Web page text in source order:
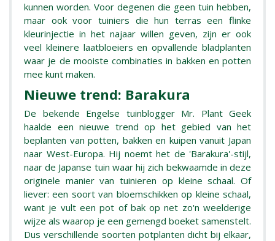
kunnen worden. Voor degenen die geen tuin hebben,
maar ook voor tuiniers die hun terras een flinke
kleurinjectie in het najaar willen geven, zijn er ook
veel kleinere laatbloeiers en opvallende bladplanten
waar je de mooiste combinaties in bakken en potten
mee kunt maken.
Nieuwe trend: Barakura
De bekende Engelse tuinblogger Mr. Plant Geek
haalde een nieuwe trend op het gebied van het
beplanten van potten, bakken en kuipen vanuit Japan
naar West-Europa. Hij noemt het de 'Barakura'-stijl,
naar de Japanse tuin waar hij zich bekwaamde in deze
originele manier van tuinieren op kleine schaal. Of
liever: een soort van bloemschikken op kleine schaal,
want je vult een pot of bak op net zo'n weelderige
wijze als waarop je een gemengd boeket samenstelt.
Dus verschillende soorten potplanten dicht bij elkaar,